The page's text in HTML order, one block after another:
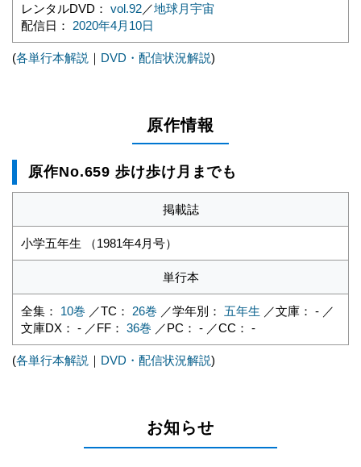
レンタルDVD： vol.92／地球月宇宙
配信日： 2020年4月10日
(各単行本解説 ｜ DVD・配信状況解説)
原作情報
原作No.659 歩け歩け月までも
掲載誌
小学五年生 （1981年4月号）
単行本
全集： 10巻 ／TC： 26巻 ／学年別： 五年生 ／文庫： - ／
文庫DX： - ／FF： 36巻 ／PC： - ／CC： -
(各単行本解説 ｜ DVD・配信状況解説)
お知らせ